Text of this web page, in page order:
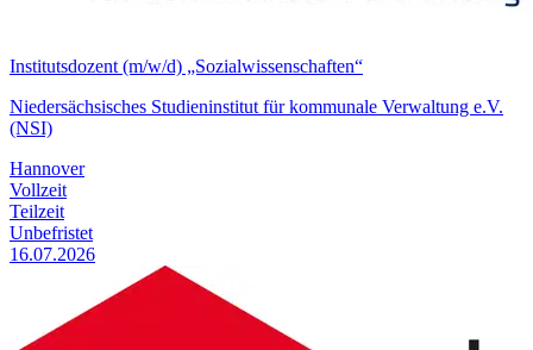
Institutsdozent (m/w/d) „Sozialwissenschaften“
Niedersächsisches Studieninstitut für kommunale Verwaltung e.V.
(NSI)
Hannover
Vollzeit
Teilzeit
Unbefristet
16.07.2026